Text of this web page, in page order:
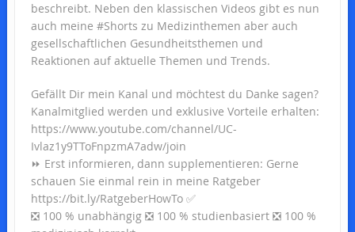
beschreibt. Neben den klassischen Videos gibt es nun
auch meine #Shorts zu Medizinthemen aber auch
gesellschaftlichen Gesundheitsthemen und
Reaktionen auf aktuelle Themen und Trends.
Gefällt Dir mein Kanal und möchtest du Danke sagen?
Kanalmitglied werden und exklusive Vorteile erhalten:
https://www.youtube.com/channel/UC-
Ivlaz1y9TToFnpzmA7adw/join
⏩ Erst informieren, dann supplementieren: Gerne
schauen Sie einmal rein in meine Ratgeber
https://bit.ly/RatgeberHowTo ✅
❎ 100 % unabhängig ❎ 100 % studienbasiert ❎ 100 %